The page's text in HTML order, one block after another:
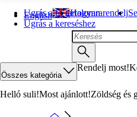
Ugrás a fő tartalomra
Ugrás a kereséshez
English Hogyan rendelj
Összes kategória
Rendelj most!
Helló suli!Most ajánlott!Zöldség és